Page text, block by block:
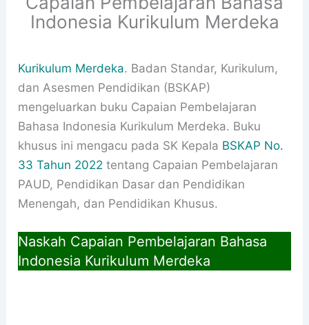
Indonesia Kurikulum Merdeka
Kurikulum Merdeka. Badan Standar, Kurikulum,
dan Asesmen Pendidikan (BSKAP)
mengeluarkan buku Capaian Pembelajaran
Bahasa Indonesia Kurikulum Merdeka. Buku
khusus ini mengacu pada SK Kepala BSKAP No.
33 Tahun 2022 tentang Capaian Pembelajaran
PAUD, Pendidikan Dasar dan Pendidikan
Menengah, dan Pendidikan Khusus.
Naskah Capaian Pembelajaran Bahasa
Indonesia Kurikulum Merdeka